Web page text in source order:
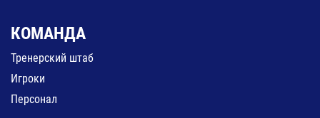
КОМАНДА
Тренерский штаб
Игроки
Персонал